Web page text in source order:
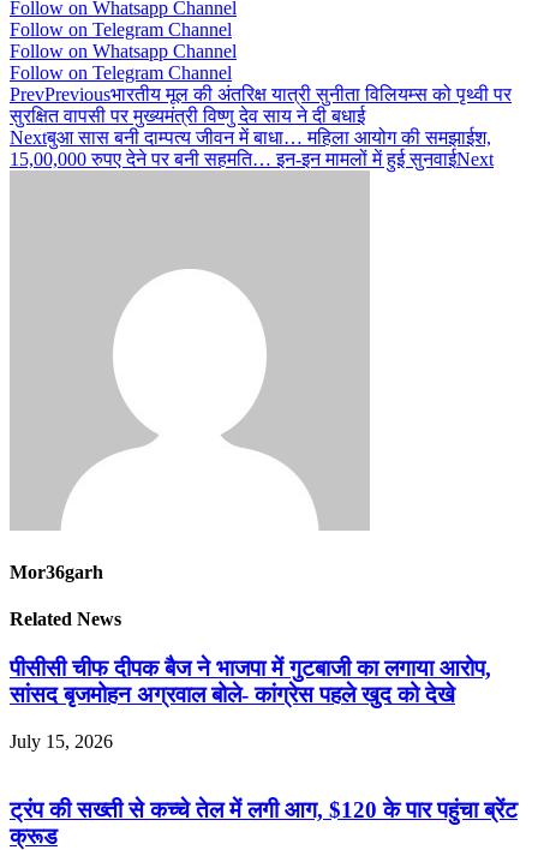
Follow on Whatsapp Channel
Follow on Telegram Channel
Follow on Whatsapp Channel
Follow on Telegram Channel
PrevPreviousभारतीय मूल की अंतरिक्ष यात्री सुनीता विलियम्स को पृथ्वी पर
सुरक्षित वापसी पर मुख्यमंत्री विष्णु देव साय ने दी बधाई
Nextबुआ सास बनी दाम्पत्य जीवन में बाधा… महिला आयोग की समझाईश,
15,00,000 रुपए देने पर बनी सहमति… इन-इन मामलों में हुई सुनवाईNext
Mor36garh
Related News
पीसीसी चीफ दीपक बैज ने भाजपा में गुटबाजी का लगाया आरोप,
सांसद बृजमोहन अग्रवाल बोले- कांग्रेस पहले खुद को देखे
July 15, 2026
ट्रंप की सख्ती से कच्चे तेल में लगी आग, $120 के पार पहुंचा ब्रेंट
क्रूड